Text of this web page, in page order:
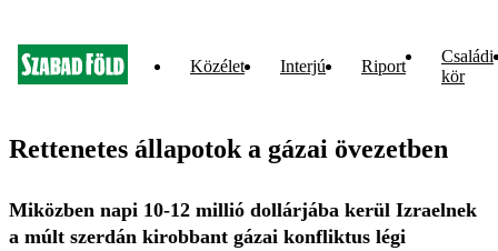
Közélet Interjú Riport
Családi
kör
Rettenetes állapotok a gázai övezetben
Miközben napi 10-12 millió dollárjába kerül Izraelnek
a múlt szerdán kirobbant gázai konfliktus légi